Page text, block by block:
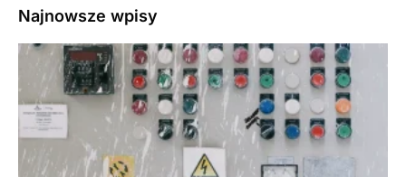
Najnowsze wpisy